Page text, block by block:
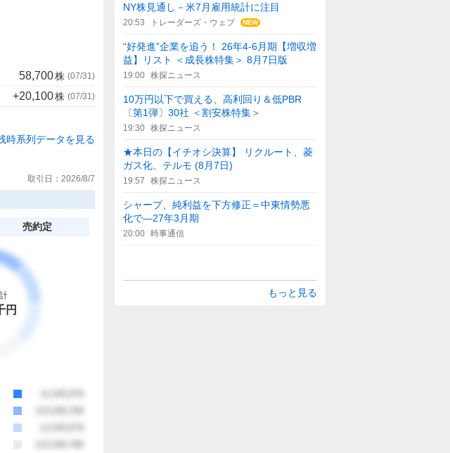
58,700株 (07/31 )
+20,100株 (07/31 )
時系列データを見る
取引日： 2026/8/7
売約定
円
NY株見通し－米7月雇用統計に注目
20:53 トレーダーズ・ウェブ
“好発進”企業を追う！ 26年4-6月期【増収増
益】リスト ＜成長株特集＞ 8月7日版
19:00 株探ニュース
10万円以下で買える、高利回り＆低PBR
〔第1弾〕30社 ＜割安株特集＞
19:30 株探ニュース
★本日の【イチオシ決算】 リクルート、菱
ガス化、テルモ (8月7日)
19:57 株探ニュース
シャープ、純利益を下方修正＝中東情勢悪
化で―27年3月期
20:00 時事通信
もっと見る